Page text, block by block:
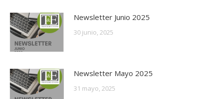
Newsletter Junio 2025
30 junio, 2025
Newsletter Mayo 2025
31 mayo, 2025